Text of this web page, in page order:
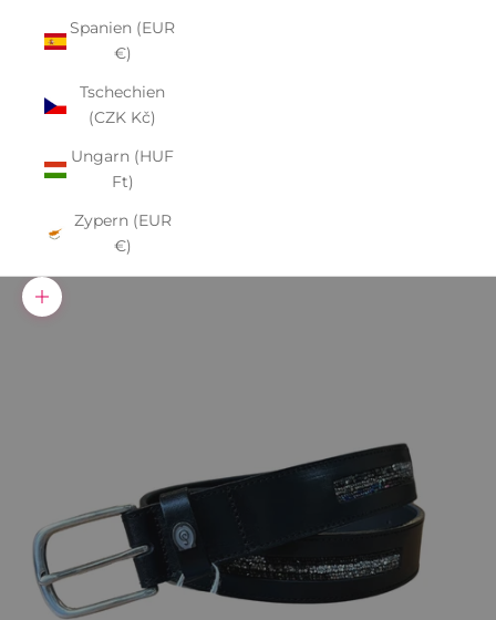
Spanien (EUR
€)
Tschechien
(CZK Kč)
Ungarn (HUF
Ft)
Zypern (EUR
€)
Bild vergrößern